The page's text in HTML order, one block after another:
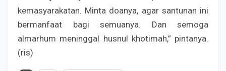
kemasyarakatan. Minta doanya, agar santunan ini
bermanfaat bagi semuanya. Dan semoga
almarhum meninggal husnul khotimah,” pintanya.
(ris)